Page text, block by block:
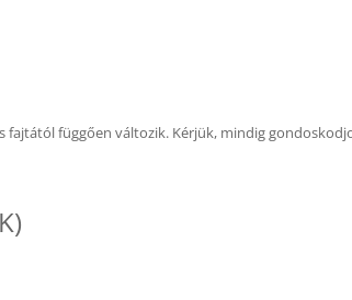
fajtától függően változik. Kérjük, mindig